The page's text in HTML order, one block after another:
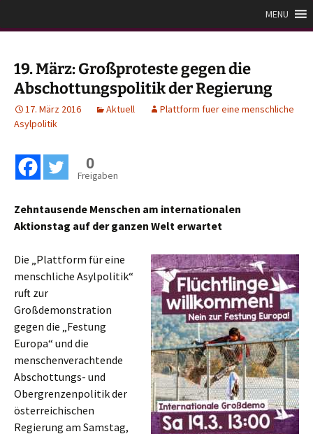
Inhaltmenschliche Asylpolitik
MENU
19. März: Großproteste gegen die
Abschottungspolitik der Regierung
17. März 2016 Aktuell
Plattform fuer eine menschliche
Asylpolitik
0
Freigaben
Zehntausende Menschen am internationalen
Aktionstag auf der ganzen Welt erwartet
Die „Plattform für eine
menschliche Asylpolitik“
ruft zur
Großdemonstration
gegen die „Festung
Europa“ und die
menschenverachtende
Abschottungs- und
Obergrenzenpolitik der
österreichischen
Regierung am Samstag,